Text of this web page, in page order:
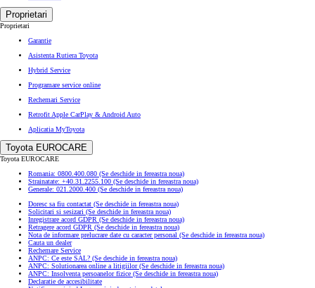
Proprietari
Proprietari
Garantie
Asistenta Rutiera Toyota
Hybrid Service
Programare service online
Rechemari Service
Retrofit Apple CarPlay & Android Auto
Aplicatia MyToyota
Toyota EUROCARE
Toyota EUROCARE
Romania: 0800.400.080 (Se deschide in fereastra noua)
Strainatate: +40.31.2255.100 (Se deschide in fereastra noua)
Generale: 021.2000.400 (Se deschide in fereastra noua)
Doresc sa fiu contactat (Se deschide in fereastra noua)
Solicitari si sesizari (Se deschide in fereastra noua)
Inregistrare acord GDPR (Se deschide in fereastra noua)
Retragere acord GDPR (Se deschide in fereastra noua)
Nota de informare prelucrare date cu caracter personal (Se deschide in fereastra noua)
Cauta un dealer
Rechemare Service
ANPC: Ce este SAL? (Se deschide in fereastra noua)
ANPC: Solutionarea online a litigiilor(Se deschide in fereastra noua)
ANPC: Insolventa persoanelor fizice (Se deschide in fereastra noua)
Declaratie de accesibilitate